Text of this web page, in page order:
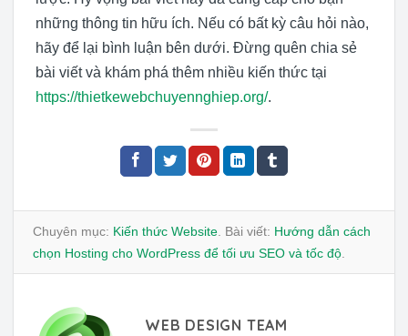
những thông tin hữu ích. Nếu có bất kỳ câu hỏi nào,
hãy để lại bình luận bên dưới. Đừng quên chia sẻ
bài viết và khám phá thêm nhiều kiến thức tại
https://thietkewebchuyennghiep.org/.
Chuyên mục: Kiến thức Website. Bài viết: Hướng dẫn cách
chọn Hosting cho WordPress để tối ưu SEO và tốc độ.
WEB DESIGN TEAM